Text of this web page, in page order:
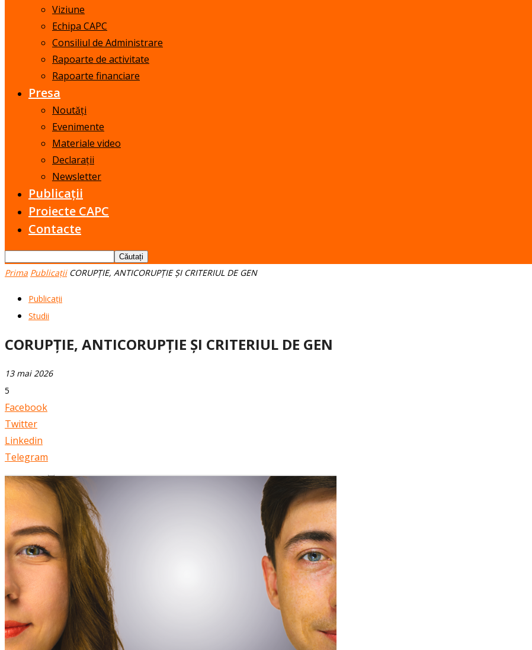
Viziune
Echipa CAPC
Consiliul de Administrare
Rapoarte de activitate
Rapoarte financiare
Presa
Noutăți
Evenimente
Materiale video
Declarații
Newsletter
Publicații
Proiecte CAPC
Contacte
Prima Publicații CORUPȚIE, ANTICORUPȚIE ȘI CRITERIUL DE GEN
Publicații
Studii
CORUPȚIE, ANTICORUPȚIE ȘI CRITERIUL DE GEN
13 mai 2026
5
Facebook
Twitter
Linkedin
Telegram